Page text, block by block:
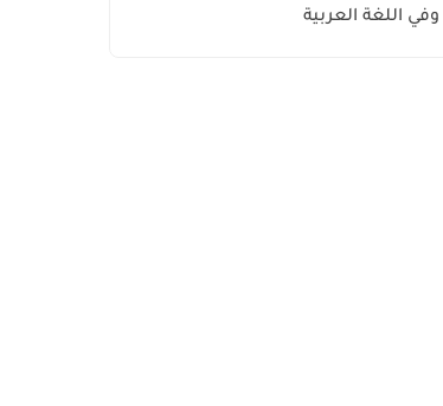
وفي اللغة العربية